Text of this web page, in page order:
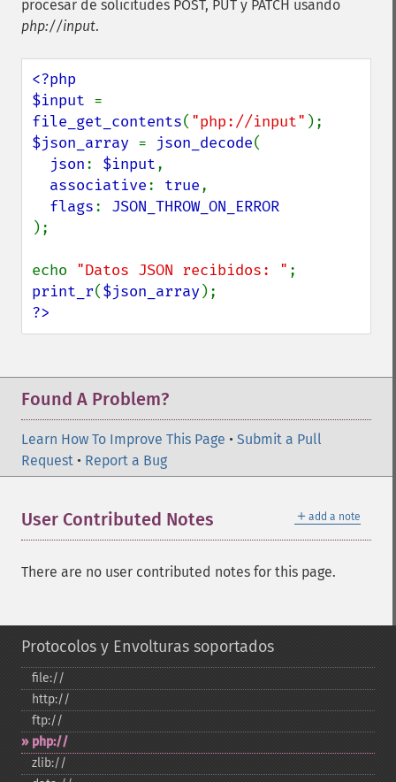
procesar de solicitudes POST, PUT y PATCH usando
php://input.
<?php
$input
file_get_contents( "php://input"
$json_array = json_decode(
json: $input,
associative: true,
flags:
);
echo "Datos JSON recibidos: "
print_r($json_array
?>
Found A Problem?
Learn How To Improve This Page • Submit a Pull
Request • Report a Bug
＋ add a note
User Contributed Notes
There are no user contributed notes for this page.
Protocolos y Envolturas soportados
file://
http://
ftp://
php://
zlib://